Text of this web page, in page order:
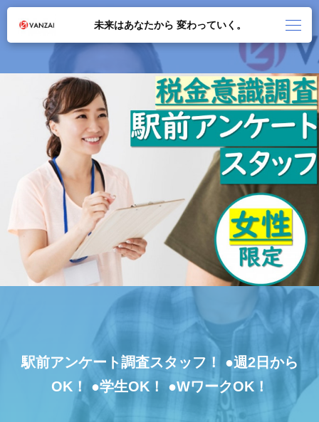
未来はあなたから 変わっていく。
駅前アンケート調査スタッフ！
●週2日から
OK！
●学生OK！ ●WワークOK！